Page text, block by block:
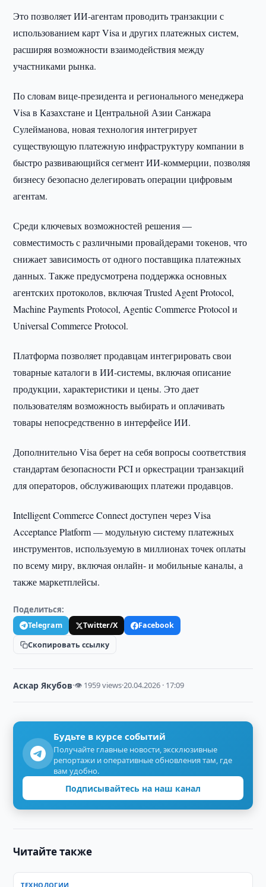
Это позволяет ИИ-агентам проводить транзакции с
использованием карт Visa и других платежных систем,
расширяя возможности взаимодействия между
участниками рынка.
По словам вице-президента и регионального менеджера
Visa в Казахстане и Центральной Азии Санжара
Сулейманова, новая технология интегрирует
существующую платежную инфраструктуру компании в
быстро развивающийся сегмент ИИ-коммерции, позволяя
бизнесу безопасно делегировать операции цифровым
агентам.
Среди ключевых возможностей решения —
совместимость с различными провайдерами токенов, что
снижает зависимость от одного поставщика платежных
данных. Также предусмотрена поддержка основных
агентских протоколов, включая Trusted Agent Protocol,
Machine Payments Protocol, Agentic Commerce Protocol и
Universal Commerce Protocol.
Платформа позволяет продавцам интегрировать свои
товарные каталоги в ИИ-системы, включая описание
продукции, характеристики и цены. Это дает
пользователям возможность выбирать и оплачивать
товары непосредственно в интерфейсе ИИ.
Дополнительно Visa берет на себя вопросы соответствия
стандартам безопасности PCI и оркестрации транзакций
для операторов, обслуживающих платежи продавцов.
Intelligent Commerce Connect доступен через Visa
Acceptance Platform — модульную систему платежных
инструментов, используемую в миллионах точек оплаты
по всему миру, включая онлайн- и мобильные каналы, а
также маркетплейсы.
Поделиться:
Telegram Twitter/X
Facebook
Скопировать ссылку
Аскар Якубов·👁 1959 views·20.04.2026 · 17:09
Будьте в курсе событий
Получайте главные новости, эксклюзивные
репортажи и оперативные обновления там, где
вам удобно.
Подписывайтесь на наш канал
Читайте также
ТЕХНОЛОГИИ